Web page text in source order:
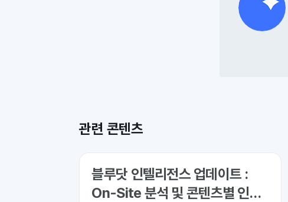
관련 콘텐츠
블루닷 인텔리전스 업데이트 :
On-Site 분석 및 콘텐츠별 인용